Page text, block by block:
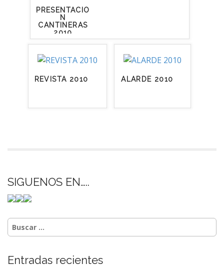
PRESENTACIO
N
CANTINERAS
2010
REVISTA 2010 ALARDE 2010
SIGUENOS EN…..
Buscar:
Entradas recientes